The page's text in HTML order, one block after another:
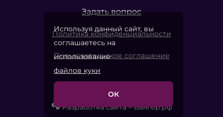
Задать вопрос
Политика конфиденциальности
Пользовательское соглашение
2026 © «Азия Мьюзик Компани»
Разработка сайта – Вангер.рф
Используя данный сайт, вы
соглашаетесь на
использование
файлов куки
ОК